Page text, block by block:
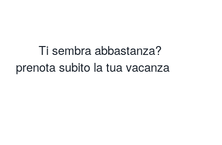
Ti sembra abbastanza?
prenota subito la tua vacanza